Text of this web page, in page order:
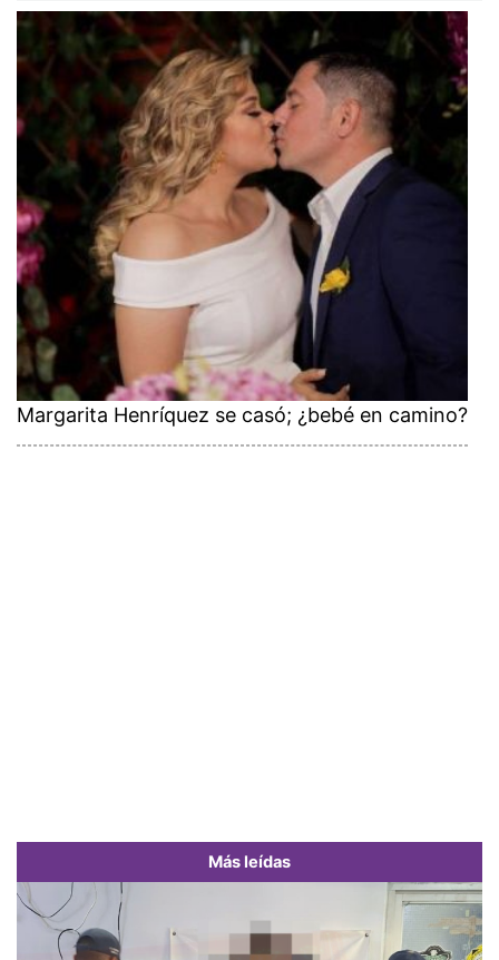
Margarita Henríquez se casó; ¿bebé en camino?
Más leídas